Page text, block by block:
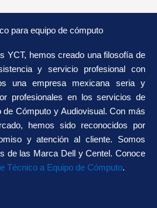
para equipo de cómputo
YCT, hemos creado una filosofía de
y servicio profesional con
una empresa mexicana seria y
profesionales en los servicios de
de Cómputo y Audiovisual. Con más
hemos sido reconocidos por
y atención al cliente. Somos
de las Marca Dell y Centel. Conoce
Técnico a Equipo de Cómputo.